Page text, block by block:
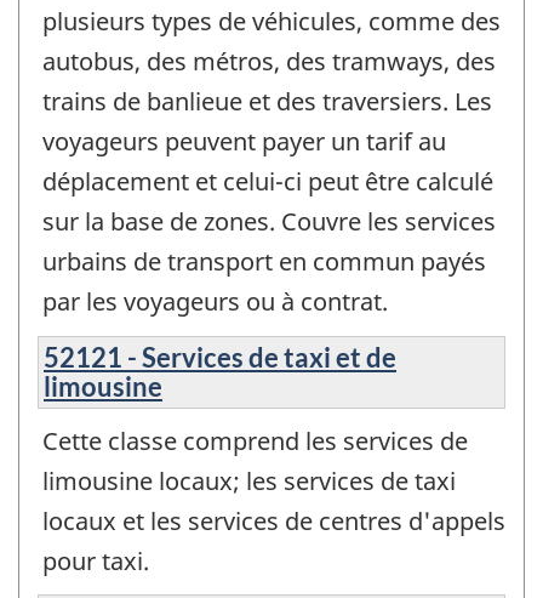
plusieurs types de véhicules, comme des
autobus, des métros, des tramways, des
trains de banlieue et des traversiers. Les
voyageurs peuvent payer un tarif au
déplacement et celui-ci peut être calculé
sur la base de zones. Couvre les services
urbains de transport en commun payés
par les voyageurs ou à contrat.
52121 - Services de taxi et de
limousine
Cette classe comprend les services de
limousine locaux; les services de taxi
locaux et les services de centres d'appels
pour taxi.